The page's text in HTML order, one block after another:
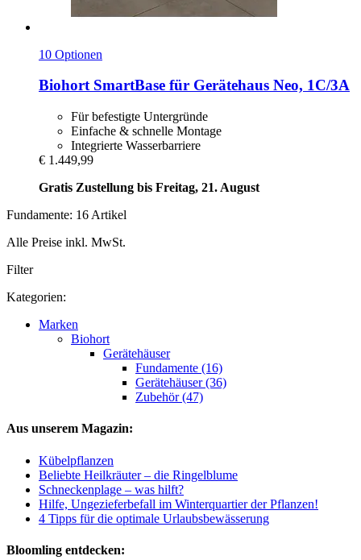
10 Optionen
BiohortSmartBase für Gerätehaus Neo, 1C/3A
Für befestigte Untergründe
Einfache & schnelle Montage
Integrierte Wasserbarriere
€ 1.449,99
Gratis Zustellung bis Freitag, 21. August
Fundamente: 16 Artikel
Alle Preise inkl. MwSt.
Filter
Kategorien:
Marken
Biohort
Gerätehäuser
Fundamente (16)
Gerätehäuser (36)
Zubehör (47)
Aus unserem Magazin:
Kübelpflanzen
Beliebte Heilkräuter – die Ringelblume
Schneckenplage – was hilft?
Hilfe, Ungezieferbefall im Winterquartier der Pflanzen!
4 Tipps für die optimale Urlaubsbewässerung
Bloomling entdecken: